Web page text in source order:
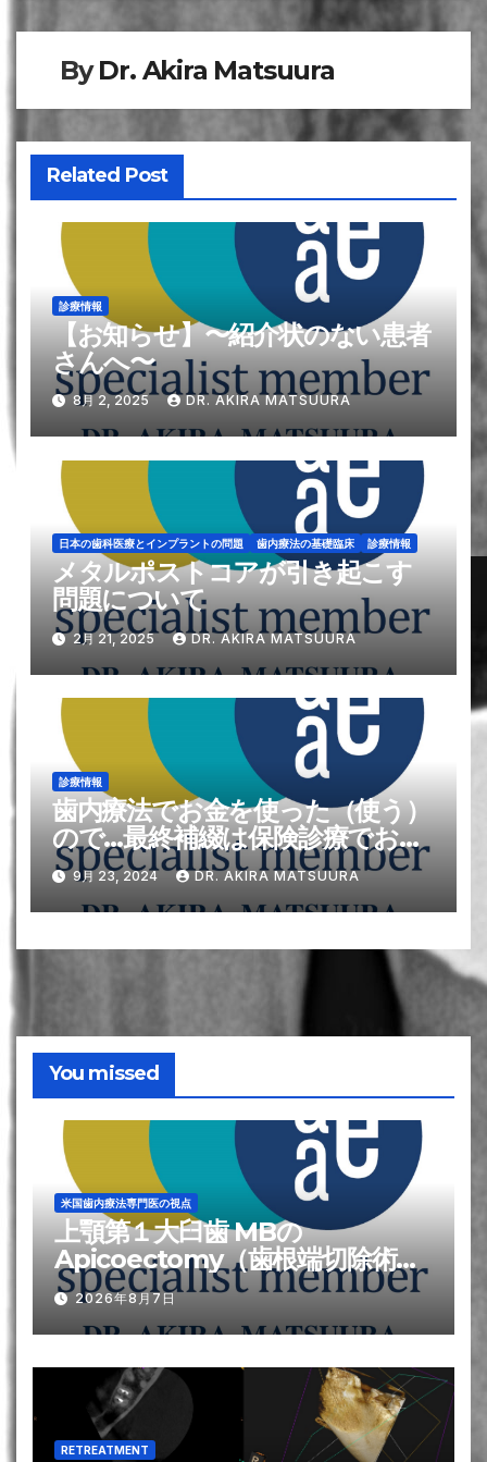
ビ
ゲ
ー
シ
ョ
ン
ByDr. Akira Matsuura
Related Post
診療情報
【お知らせ】〜紹介状のない患者
さんへ〜
8月 2, 2025 DR. AKIRA MATSUURA
日本の歯科医療とインプラントの問題 歯内療法の基礎臨床 診療情報
メタルポストコアが引き起こす
問題について
2月 21, 2025 DR. AKIRA MATSUURA
診療情報
歯内療法でお金を使った（使う）
ので…最終補綴は保険診療でお願
いします！に対する対応方法
9月 23, 2024 DR. AKIRA MATSUURA
You missed
米国歯内療法専門医の視点
上顎第１大臼歯 MBの
Apicoectomy（歯根端切除術）
が難しい?理由
2026年8月7日
RETREATMENT